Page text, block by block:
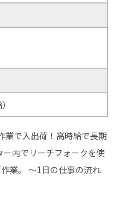
業で入出荷！高時給で長期
内でリーチフォークを使
業。 ～1日の仕事の流れ